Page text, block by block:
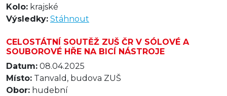
Kolo: krajské
Výsledky: Stáhnout
CELOSTÁTNÍ SOUTĚŽ ZUŠ ČR V SÓLOVÉ A
SOUBOROVÉ HŘE NA BICÍ NÁSTROJE
Datum: 08.04.2025
Místo: Tanvald, budova ZUŠ
Obor: hudební